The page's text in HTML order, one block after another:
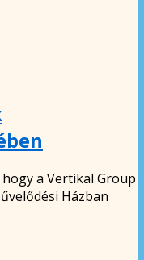
a Vertikal Group
Házban